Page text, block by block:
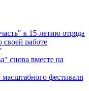
к 15-летию отряда
работе
снова вместе на
фестиваля